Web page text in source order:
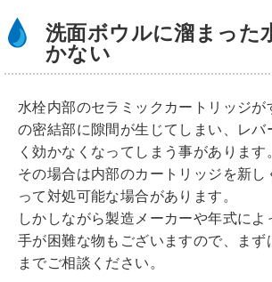
洗面ボウルに溜まった
かない
水栓内部のセラミックカートリッジが
の密結部に隙間が生じてしまい、レバ
く効かなくなってしまう事があります
その場合は内部のカートリッジを新し
って対処可能な場合があります。
しかしながら製造メーカーや年式によ
手が困難な物もございますので、まず
までご相談ください。